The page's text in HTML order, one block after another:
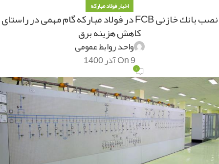
اخبار فولاد مبارکه
نصب بانك خازنی FCB در فولاد مباركه گام مهمی در راستای
كاهش هزینه برق
واحد روابط عمومی
On 9 آذر 1400۰